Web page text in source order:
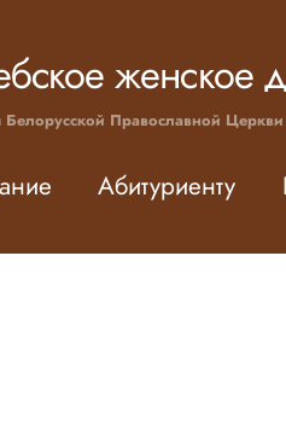
женское
Белорусской Православной
Абитуриенту